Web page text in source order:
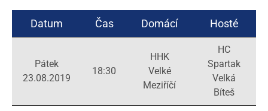
Datum Čas Domácí Hosté
Pátek
23.08.2019
18:30
HHK
Velké
Meziříčí
HC
Spartak
Velká
Bíteš